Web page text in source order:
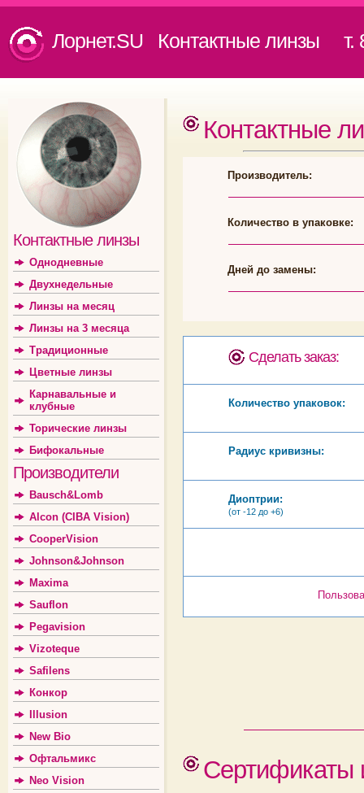
Лорнет.SU Контактные линзы т.
Контактные линзы
Однодневные
Двухнедельные
Линзы на месяц
Линзы на 3 месяца
Традиционные
Цветные линзы
Карнавальные и
клубные
Торические линзы
Бифокальные
Производители
Bausch&Lomb
Alcon (CIBA Vision)
CooperVision
Johnson&Johnson
Maxima
Sauflon
Pegavision
Vizoteque
Safilens
Конкор
Illusion
New Bio
Офтальмикс
Neo Vision
Контактные
Производитель:
Количество в упаковке:
Дней до замены:
Сделать заказ:
Количество упаковок:
Радиус кривизны:
Диоптрии:
(от -12 до +6)
Сертификаты